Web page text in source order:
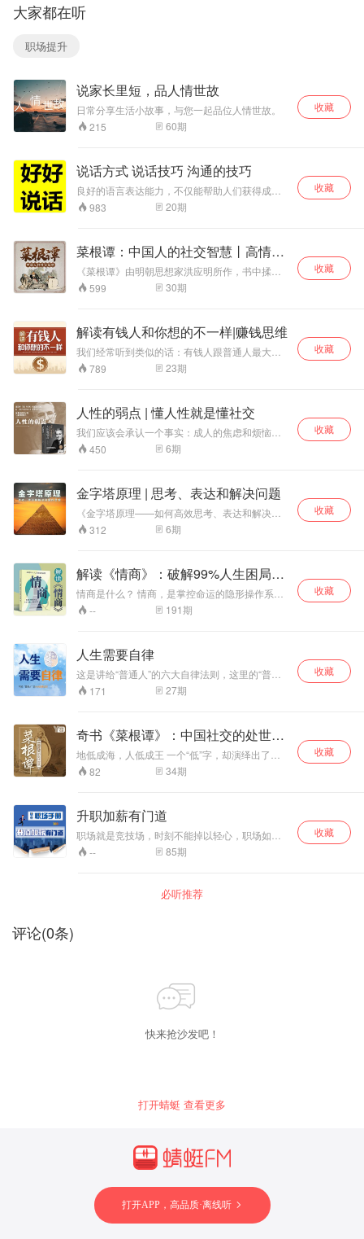
抟老祖传承，打脸
逆袭。 从此各种疑
相术也难不住。 种
药，带领乡亲们发
家致富。 闲来钓钓
鱼，看看病，谈谈
恋爱，过上了人人
羡慕的悠闲乡村生
女喜欢的抢手货，
男人们嫉妒，却无
可奈何，一朝逆
袭，陈大光无
奈：“摊牌了，不装
实力不允许呀” 一
根银针，救世医
人，打脸恶霸。
大家都在听
职场提升
说家长里短，品人情世故
日常分享生活小故事，与您一起品位人情世故。
215
60期
收藏
说话方式 说话技巧 沟通的技巧
良好的语言表达能力，不仅能帮助人们获得成
功，还能给人带来幸福。会讲话的人，不只是在
职场如鱼得水，在日常的家庭生活中也能获得更
983 20期
收藏
菜根谭：中国人的社交智慧丨高情商
社交
《菜根谭》由明朝思想家洪应明所作，书中揉合
了儒家的中庸思想和佛家的出世思想，是一部论
述修养、人生、处世、出世的经典语录集。 作者
经过艰苦磨炼才能获得”，正所谓“咬得菜根，百事
可做”。 交友是处世之道，做人是修己之心 真正
的聪明人，都胸中有沟壑，腹里有乾坤。 遇事懂
退让，与人有路，给自己留退路。 待人常宽厚，
与人为善，为自己积福缘。 做人，若是处处计
599 30期
收藏
解读有钱人和你想的不一样|赚钱思维
我们经常听到类似的话：有钱人跟普通人最大的
差别，不是金钱，而是思维方式。但这种思维方
式到底是什么，却很少有人说清楚。本专辑就是
你那些有所局限而消极的想法、习惯和行动。 拥
有15年以上的高管经验的孙春岭老师，深入解读
《有钱人和你想的不一样》，结合自身创业、管
理、经商经验，用通俗易懂的方式带你真正了解
财富法则，从资源、投资、理性、共识等多个方
789 23期
收藏
人性的弱点 | 懂人性就是懂社交
我们应该会承认一个事实：成人的焦虑和烦恼，
多半是来自于人际关系。 人际关系不仅影响着我
们每天的心情，还会操控我们是否能够升职加
响方方面面，它的重要性不言而喻。 怎样才能掌
控人际关系，让自己人生的旅途更加通畅？ 先去
了解“人性的弱点”！
450 6期
收藏
金字塔原理 | 思考、表达和解决问题
《金字塔原理——如何高效思考、表达和解决问
题》共6集，是由壹创新商学创始人王晓芳发起的
个人成长书课，让你在10秒内吊住别人的胃口，
不遗漏，帮你避免无效沟通。这是一套高效思
考、清晰表达、解决问题的系统方法。
312 6期
收藏
解读《情商》：破解99%人生困局的
法则
情商是什么？ 情商，是掌控命运的隐形操作系统
——它决定你如何管理情绪、洞察需求、影响他
人 在这个赢在软实力的时代 专业能力决定你的下
会，让对手变盟友 低情商者：优势变劣势，真心
话变致命伤 也许你正面临： 工作受挫、关系紧
张、情绪失控，感觉人生陷入困境 高情商者擅长
情绪管理，会调节、能觉察、善应对、懂化解，
总能在关键时刻把握机遇 情绪影响决策，情商决
的奥秘，带你走出低谷，重塑人生。
-- 191期
收藏
人生需要自律
这是讲给“普通人”的六大自律法则，这里的“普通
人”，是指意志力普通的人。所谓意志力普通，就
是指： 明明下定决心每天晚上睡前要读书，结果
动减肥，结果第二天闹钟一响，一翻身又睡了；
明明下定决心不对孩子吼叫，结果脾气上来，又
不管不顾了。
171 27期
收藏
奇书《菜根谭》：中国社交的处世智
慧
地低成海，人低成王 一个“低”字，却演绎出了深
厚的境界，风范，哲学。 李嘉诚曾给自己的儿子
开出了一条训词：“树大招风，低调做人。” 古往
时诸葛亮对蜀国居功至伟，刘备本想以皇位相
让，但诸葛亮谨守属臣本分，低调做人，而正是
他的功成不居，让后人敬佩不已。 白话精简，彻
悟人生真谛 本专辑通过对《菜根谭》五大模块的
解读，分别包括：修身、应酬、评议、闲适、概
有深刻认识，在处世、从事中该如何持身、待
82 34期
收藏
升职加薪有门道
职场就是竞技场，时刻不能掉以轻心，职场如人
生，最怕走弯路，持续性学习，让自己方向更清
晰，前路更顺利。
-- 85期
收藏
必听推荐
评论(0条)
快来抢沙发吧！
打开蜻蜓 查看更多
打开APP，高品质·离线听